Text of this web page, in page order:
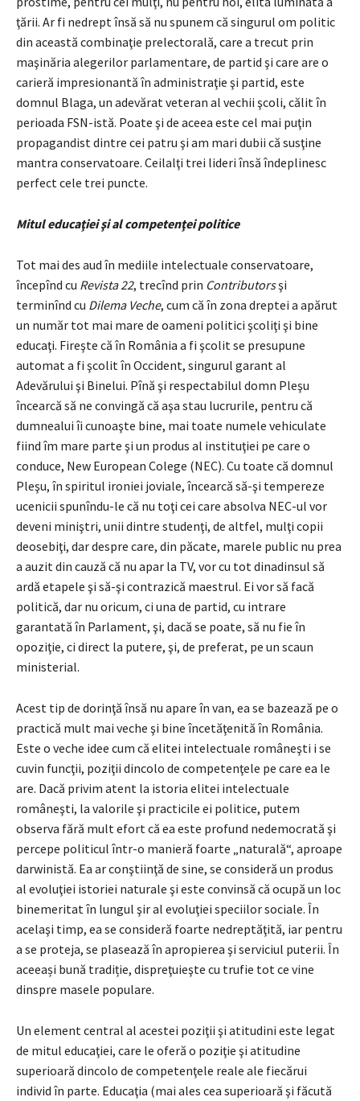
ţării. Ar fi nedrept însă să nu spunem că singurul om politic
din această combinaţie prelectorală, care a trecut prin
maşinăria alegerilor parlamentare, de partid şi care are o
carieră impresionantă în administraţie şi partid, este
domnul Blaga, un adevărat veteran al vechii şcoli, călit în
perioada FSN-istă. Poate şi de aceea este cel mai puţin
propagandist dintre cei patru şi am mari dubii că susţine
mantra conservatoare. Ceilalţi trei lideri însă îndeplinesc
perfect cele trei puncte.
Mitul educaţiei şi al competenţei politice
Tot mai des aud în mediile intelectuale conservatoare,
începînd cu Revista 22, trecînd prin Contributorsşi
terminînd cu Dilema Veche, cum că în zona dreptei a apărut
un număr tot mai mare de oameni politici şcoliţi şi bine
educaţi. Fireşte că în România a fi şcolit se presupune
automat a fi şcolit în Occident, singurul garant al
Adevărului şi Binelui. Pînă şi respectabilul domn Pleşu
încearcă să ne convingă că aşa stau lucrurile, pentru că
dumnealui îi cunoaşte bine, mai toate numele vehiculate
fiind îm mare parte şi un produs al instituţiei pe care o
conduce, New European Colege (NEC). Cu toate că domnul
Pleşu, în spiritul ironiei joviale, încearcă să-şi tempereze
ucenicii spunîndu-le că nu toţi cei care absolva NEC-ul vor
deveni miniştri, unii dintre studenţi, de altfel, mulţi copii
deosebiţi, dar despre care, din păcate, marele public nu prea
a auzit din cauză că nu apar la TV, vor cu tot dinadinsul să
ardă etapele şi să-şi contrazică maestrul. Ei vor să facă
politică, dar nu oricum, ci una de partid, cu intrare
garantată în Parlament, şi, dacă se poate, să nu fie în
opoziţie, ci direct la putere, şi, de preferat, pe un scaun
ministerial.
Acest tip de dorinţă însă nu apare în van, ea se bazează pe o
practică mult mai veche şi bine încetăţenită în România.
Este o veche idee cum că elitei intelectuale româneşti i se
cuvin funcţii, poziţii dincolo de competenţele pe care ea le
are. Dacă privim atent la istoria elitei intelectuale
româneşti, la valorile şi practicile ei politice, putem
observa fără mult efort că ea este profund nedemocrată şi
percepe politicul într-o manieră foarte „naturală“, aproape
darwinistă. Ea ar conştiinţă de sine, se consideră un produs
al evoluţiei istoriei naturale şi este convinsă că ocupă un loc
binemeritat în lungul şir al evoluţiei speciilor sociale. În
acelaşi timp, ea se consideră foarte nedreptăţită, iar pentru
a se proteja, se plasează în apropierea şi serviciul puterii. În
aceeași bună tradiție, dispreţuieşte cu trufie tot ce vine
dinspre masele populare.
Un element central al acestei poziţii şi atitudini este legat
de mitul educaţiei, care le oferă o poziţie şi atitudine
superioară dincolo de competenţele reale ale fiecărui
individ în parte. Educaţia (mai ales cea superioară şi făcută